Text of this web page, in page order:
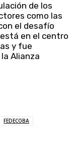
de los
como las
el desafío
en el centro
y fue
Alianza
FEDECOBA